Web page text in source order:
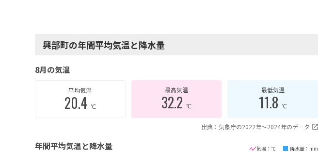
興部町の年間平均気温と降水量
8月の気温
平均気温
20.4 ℃
最高気温
32.2 ℃
最低気温
11.8 ℃
出典：気象庁の2022年〜2024年のデータ
年間平均気温と降水量 気温：℃ 降水量：mm